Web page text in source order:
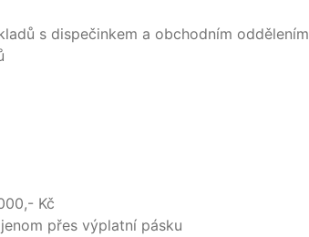
s dispečinkem a obchodním oddělením
Kč
přes výplatní pásku